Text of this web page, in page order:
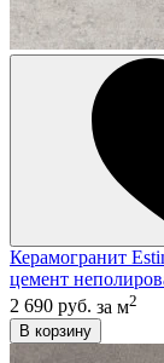
Керамогранит
цемент
2 690 руб. за м2
В корзину